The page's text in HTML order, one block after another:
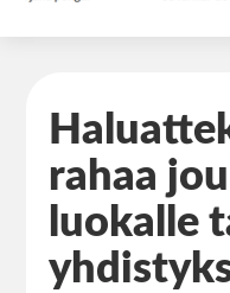
rahaa
luokalle